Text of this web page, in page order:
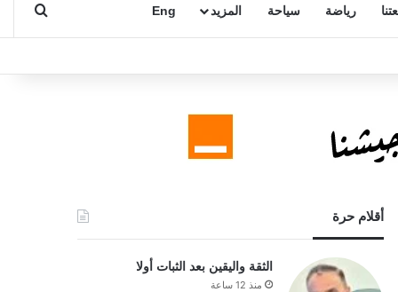
رياضة سياحة المزيد Eng بحث
أقلام حرة
الثقة واليقين بعد الثبات أولا
منذ 12 ساعة